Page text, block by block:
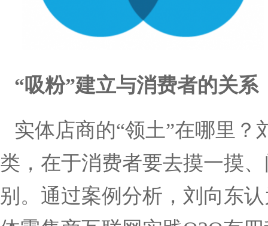
“吸粉”建立与消费者的关系
实体店商的“领土”在哪里？
类，在于消费者要去摸一摸
别。通过案例分析，刘向东